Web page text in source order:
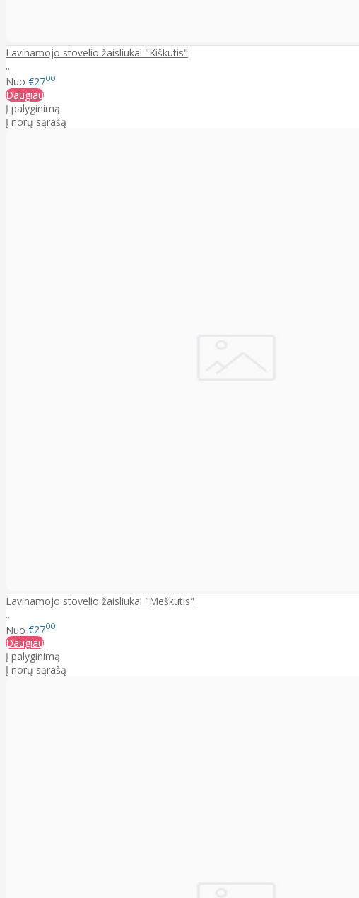
Lavinamojo stovelio žaisliukai "Kiškutis"
..
Nuo €2700
Daugiau
Į palyginimą
Į norų sąrašą
Lavinamojo stovelio žaisliukai "Meškutis"
..
Nuo €2700
Daugiau
Į palyginimą
Į norų sąrašą